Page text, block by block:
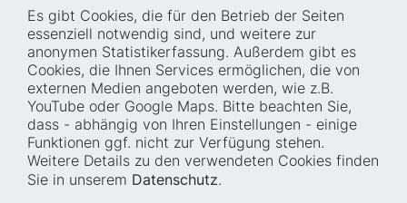
Es gibt Cookies, die für den Betrieb der Seiten
essenziell notwendig sind, und weitere zur
anonymen Statistikerfassung. Außerdem gibt es
Cookies, die Ihnen Services ermöglichen, die von
externen Medien angeboten werden, wie z.B.
YouTube oder Google Maps. Bitte beachten Sie,
dass - abhängig von Ihren Einstellungen - einige
Funktionen ggf. nicht zur Verfügung stehen.
Weitere Details zu den verwendeten Cookies finden
Sie in unserem Datenschutz.
06. November 2025
Mit Patterns und System gute digitale
Services effektiv und effizient
gestalten
Beim DigitalService möchten wir nicht zum
immer größeren visuellen Wildwuchs
beitragen – stattdessen verwenden wir in